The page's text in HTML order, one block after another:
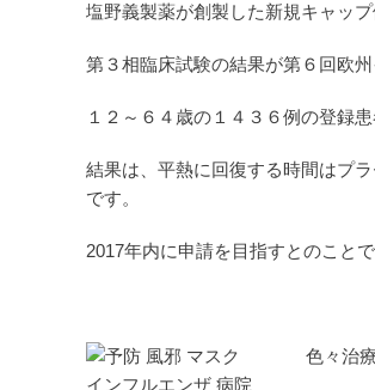
塩野義製薬が創製した新規キャッ
第３相臨床試験の結果が第６回欧
１２～６４歳の１４３６例の登録患
結果は、平熱に回復する時間はプ
です。
2017年内に申請を目指すとのこと
色々治